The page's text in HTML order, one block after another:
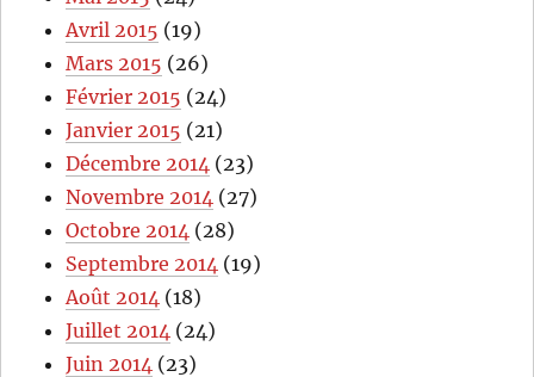
Avril 2015 (19)
Mars 2015 (26)
Février 2015 (24)
Janvier 2015 (21)
Décembre 2014 (23)
Novembre 2014 (27)
Octobre 2014 (28)
Septembre 2014 (19)
Août 2014 (18)
Juillet 2014 (24)
Juin 2014 (23)